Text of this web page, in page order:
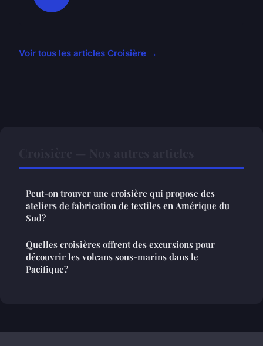
Voir tous les articles Croisière →
Peut-on trouver une croisière qui propose des
ateliers de fabrication de textiles en Amérique du
Sud?
Quelles croisières offrent des excursions pour
découvrir les volcans sous-marins dans le
Pacifique?